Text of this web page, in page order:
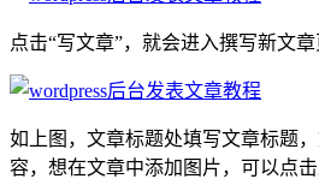
点击“写文章”，就会进入撰写新文章
如上图，文章标题处填写文章标题
容，想在文章中添加图片，可以点